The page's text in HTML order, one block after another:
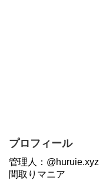
プロフィール
管理人：@huruie.xyz
間取りマニア